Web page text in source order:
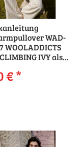
WAD-
WOOLADDICTS
IVY als
€*